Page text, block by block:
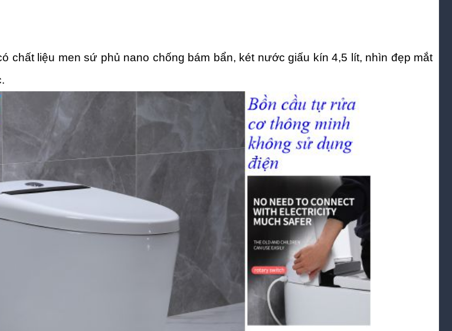
chất liệu men sứ phủ nano chống bám bẩn, két nước giấu kín 4,5 lít, nhìn đẹp mắt